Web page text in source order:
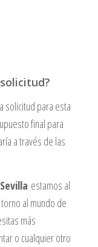
solicitud para esta
final para
a través de las
estamos al
al mundo de
más
o cualquier otro